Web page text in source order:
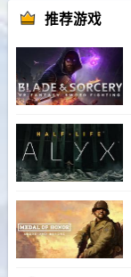
推荐游戏